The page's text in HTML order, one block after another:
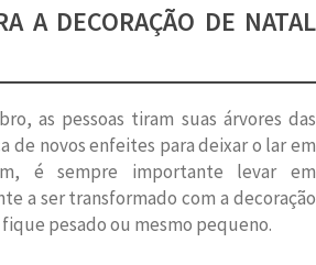
A DECORAÇÃO DE NATAL
as pessoas tiram suas árvores das
de novos enfeites para deixar o lar em
é sempre importante levar em
a ser transformado com a decoração
pesado ou mesmo pequeno.